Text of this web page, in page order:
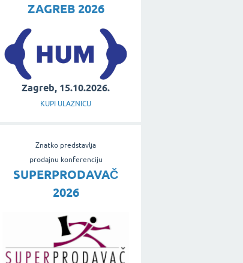
ZAGREB 2026
Zagreb, 15.10.2026.
KUPI ULAZNICU
Znatko predstavlja
prodajnu konferenciju
SUPERPRODAVAČ
2026